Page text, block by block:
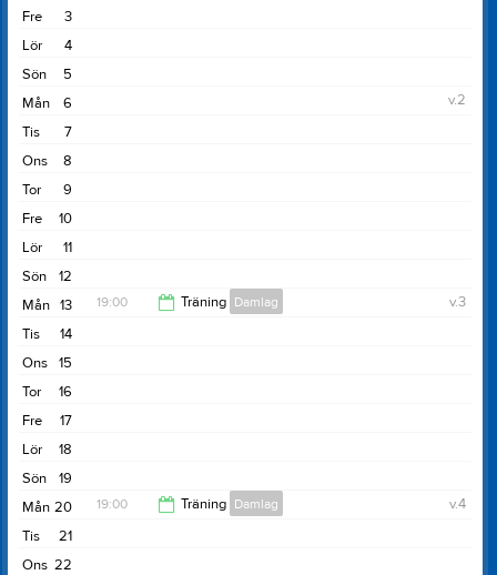
3
Fre
4
Lör
5
Sön
6
Mån
v.2
7
Tis
8
Ons
9
Tor
10
Fre
11
Lör
12
Sön
13
Mån v.3
19:00 Träning Damlag
14
Tis
15
Ons
16
Tor
17
Fre
18
Lör
19
Sön
20
Mån v.4
19:00 Träning Damlag
21
Tis
22
Ons